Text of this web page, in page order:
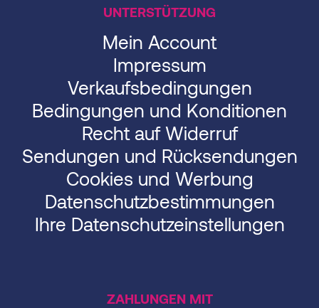
UNTERSTÜTZUNG
Mein Account
Impressum
Verkaufsbedingungen
Bedingungen und Konditionen
Recht auf Widerruf
Sendungen und Rücksendungen
Cookies und Werbung
Datenschutzbestimmungen
Ihre Datenschutzeinstellungen
ZAHLUNGEN MIT